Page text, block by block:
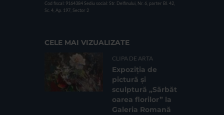
Cod fiscal: 9164384 Sediu social: Str. Delfinului, Nr. 6, parter Bl. 42,
Sc. 4, Ap. 197, Sector 2
CELE MAI VIZUALIZATE
CLIPA DE ARTA
Expoziția de
pictură și
sculptură „Sărbăt
oarea florilor” la
Galeria Romană